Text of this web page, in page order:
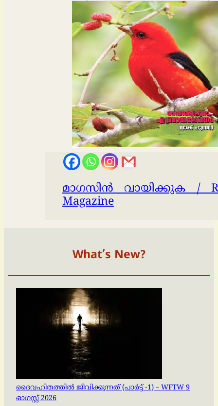
മാഗസിന്‍ വായിക്കുക /
Magazine
What’s New?
ദൈവഹിതത്തിൽ ജീവിക്കുന്നത് (പാർട്ട് -1) – WFTW 9
ഓഗസ്റ്റ് 2026